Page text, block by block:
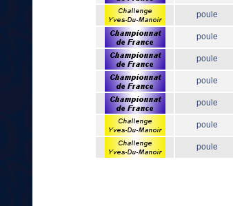
poule
poule
poule
poule
poule
poule
poule